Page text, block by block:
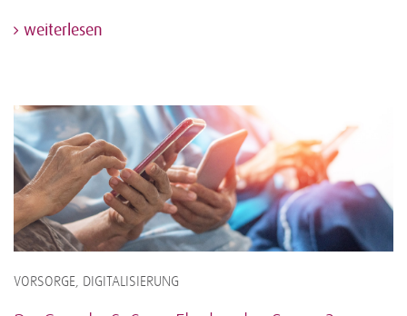
weiterlesen
VORSORGE, DIGITALISIERUNG